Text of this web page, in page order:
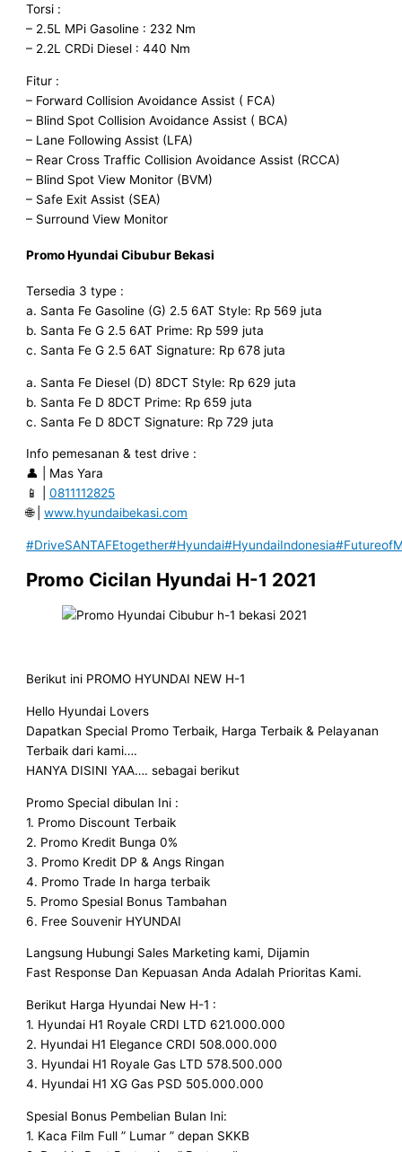
Torsi :
– 2.5L MPi Gasoline : 232 Nm
– 2.2L CRDi Diesel : 440 Nm
Fitur :
– Forward Collision Avoidance Assist ( FCA)
– Blind Spot Collision Avoidance Assist ( BCA)
– Lane Following Assist (LFA)
– Rear Cross Traffic Collision Avoidance Assist (RCCA)
– Blind Spot View Monitor (BVM)
– Safe Exit Assist (SEA)
– Surround View Monitor
Promo HyundaiCibuburBekasi
Tersedia 3 type :
a. Santa Fe Gasoline (G) 2.5 6AT Style: Rp 569 juta
b. Santa Fe G 2.5 6AT Prime: Rp 599 juta
c. Santa Fe G 2.5 6AT Signature: Rp 678 juta
a. Santa Fe Diesel (D) 8DCT Style: Rp 629 juta
b. Santa Fe D 8DCT Prime: Rp 659 juta
c. Santa Fe D 8DCT Signature: Rp 729 juta
Info pemesanan & test drive :
👤 | Mas Yara
📱 |0811112825
🌐 |www.hyundaibekasi.com
#DriveSANTAFEtogether#Hyundai#HyundaiIndonesia
Promo Cicilan Hyundai H-1 2021
Berikut ini PROMO HYUNDAI NEW H-1
Hello Hyundai Lovers
Dapatkan Special Promo Terbaik, Harga Terbaik & Pelayanan
Terbaik dari kami….
HANYA DISINI YAA…. sebagai berikut
Promo Special dibulan Ini :
1. Promo Discount Terbaik
2. Promo Kredit Bunga 0%
3. Promo Kredit DP & Angs Ringan
4. Promo Trade In harga terbaik
5. Promo Spesial Bonus Tambahan
6. Free Souvenir HYUNDAI
Langsung Hubungi Sales Marketing kami, Dijamin
Fast Response Dan Kepuasan Anda Adalah Prioritas Kami.
Berikut Harga Hyundai New H-1 :
1. Hyundai H1 Royale CRDI LTD 621.000.000
2. Hyundai H1 Elegance CRDI 508.000.000
3. Hyundai H1 Royale Gas LTD 578.500.000
4. Hyundai H1 XG Gas PSD 505.000.000
Spesial Bonus Pembelian Bulan Ini:
1. Kaca Film Full ” Lumar ” depan SKKB